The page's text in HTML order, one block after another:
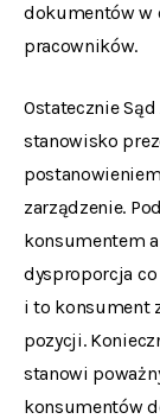
dokumentów w
pracowników.
Ostatecznie
stanowisko
zarządzenie.
konsumentem
dysproporcja
i to konsument
pozycji.
stanowi
konsumentów